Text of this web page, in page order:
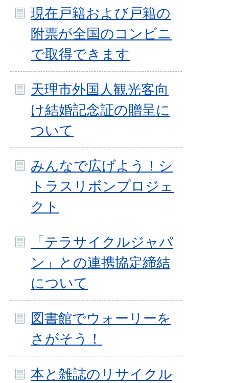
現在戸籍および戸籍の
附票が全国のコンビニ
で取得できます
天理市外国人観光客向
け結婚記念証の贈呈に
ついて
みんなで広げよう！シ
トラスリボンプロジェ
クト
「テラサイクルジャパ
ン」との連携協定締結
について
図書館でウォーリーを
さがそう！
本と雑誌のリサイクル